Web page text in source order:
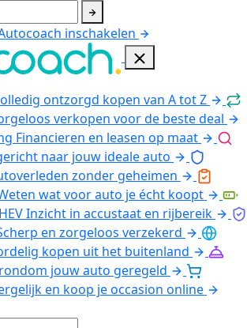
inschakelen
ontzorgd kopen van A tot Z
verkopen voor de beste deal
Financieren en leasen op maat
naar jouw ideale auto
zonder geheimen
wat voor auto je écht koopt
Inzicht in accustaat en rijbereik
en zorgeloos verzekerd
kopen uit het buitenland
jouw auto geregeld
en koop je occasion online